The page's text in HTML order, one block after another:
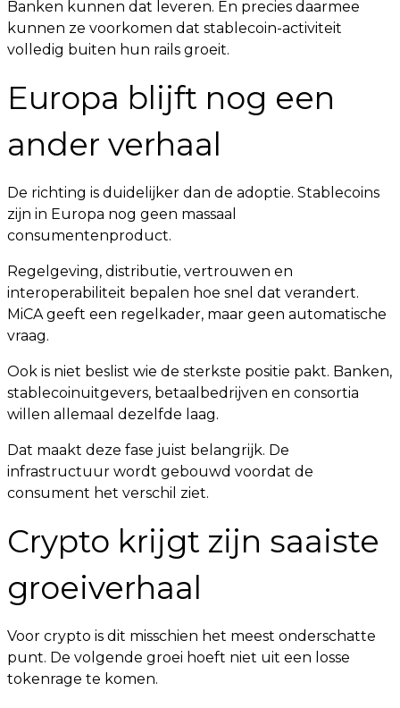
Banken kunnen dat leveren. En precies daarmee
kunnen ze voorkomen dat stablecoin-activiteit
volledig buiten hun rails groeit.
Europa blijft nog een
ander verhaal
De richting is duidelijker dan de adoptie. Stablecoins
zijn in Europa nog geen massaal
consumentenproduct.
Regelgeving, distributie, vertrouwen en
interoperabiliteit bepalen hoe snel dat verandert.
MiCA geeft een regelkader, maar geen automatische
vraag.
Ook is niet beslist wie de sterkste positie pakt. Banken,
stablecoinuitgevers, betaalbedrijven en consortia
willen allemaal dezelfde laag.
Dat maakt deze fase juist belangrijk. De
infrastructuur wordt gebouwd voordat de
consument het verschil ziet.
Crypto krijgt zijn saaiste
groeiverhaal
Voor crypto is dit misschien het meest onderschatte
punt. De volgende groei hoeft niet uit een losse
tokenrage te komen.